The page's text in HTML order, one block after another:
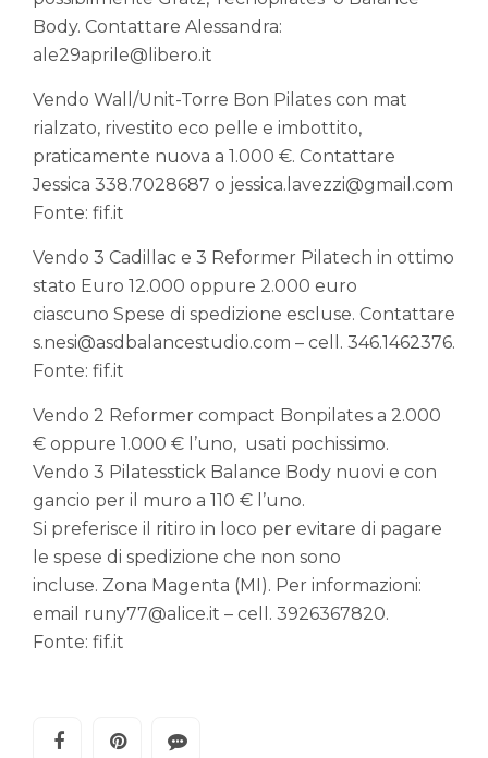
Body. Contattare Alessandra:
ale29aprile@libero.it
Vendo Wall/Unit-Torre Bon Pilates con mat
rialzato, rivestito eco pelle e imbottito,
praticamente nuova a 1.000 €. Contattare
Jessica 338.7028687 o jessica.lavezzi@gmail.com
Fonte: fif.it
Vendo 3 Cadillac e 3 Reformer Pilatech in ottimo
stato Euro 12.000 oppure 2.000 euro
ciascuno Spese di spedizione escluse. Contattare
s.nesi@asdbalancestudio.com – cell. 346.1462376.
Fonte: fif.it
Vendo 2 Reformer compact Bonpilates a 2.000
€ oppure 1.000 € l’uno, usati pochissimo.
Vendo 3 Pilatesstick Balance Body nuovi e con
gancio per il muro a 110 € l’uno.
Si preferisce il ritiro in loco per evitare di pagare
le spese di spedizione che non sono
incluse. Zona Magenta (MI). Per informazioni:
email runy77@alice.it – cell. 3926367820.
Fonte: fif.it